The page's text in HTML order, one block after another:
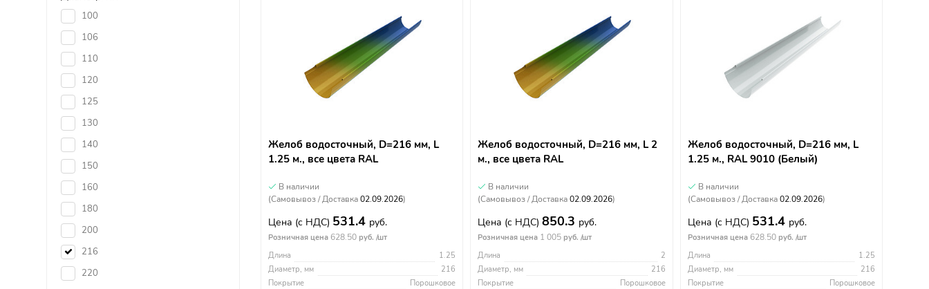
100
106
110
120
125
130
140
150
160
180
200
216
220
Желоб водосточный, D=216 мм, L
1.25 м., все цвета RAL
В наличии
(Самовывоз / Доставка02.09.2026)
Цена (с НДС) 531.4 руб.
Розничная цена 628.50 руб. /шт
Длина
1.25
Диаметр, мм
216
Покрытие
Порошковое
Желоб водосточный, D=216 мм, L 2
м., все цвета RAL
В наличии
(Самовывоз / Доставка02.09.2026)
Цена (с НДС) 850.3 руб.
Розничная цена 1 005 руб. /шт
Длина
2
Диаметр, мм
216
Покрытие
Порошковое
Желоб водосточный, D=216 мм, L
1.25 м., RAL 9010 (Белый)
В наличии
(Самовывоз / Доставка02.09.2026)
Цена (с НДС) 531.4 руб.
Розничная цена 628.50руб. /шт
Длина
1.25
Диаметр, мм
216
Покрытие
Порошковое